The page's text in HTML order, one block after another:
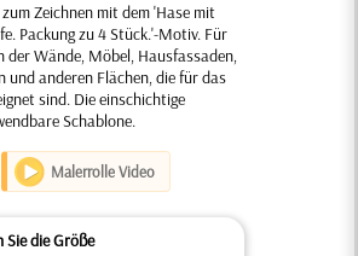
Zeichnen mit dem 'Hase mit
Packung zu 4 Stück.'-Motiv. Für
der Wände, Möbel, Hausfassaden,
und anderen Flächen, die für das
sind. Die einschichtige
Schablone.
Malerrolle Video
Sie die Größe